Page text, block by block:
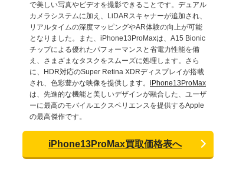
で美しい写真やビデオを撮影できることです。デュアル
カメラシステムに加え、LiDARスキャナーが追加され、
リアルタイムの深度マッピングやAR体験の向上が可能
となりました。また、iPhone13ProMaxは、A15 Bionic
チップによる優れたパフォーマンスと省電力性能を備
え、さまざまなタスクをスムーズに処理します。さら
に、HDR対応のSuper Retina XDRディスプレイが搭載
され、色彩豊かな映像を提供します。 iPhone13ProMax
は、先進的な機能と美しいデザインが融合した、ユーザ
ーに最高のモバイルエクスペリエンスを提供するApple
の最高傑作です。
iPhone13ProMax買取価格表へ